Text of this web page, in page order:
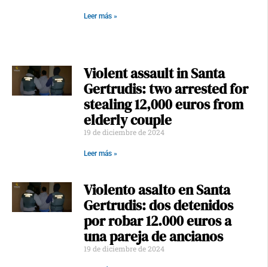
Leer más »
Violent assault in Santa
Gertrudis: two arrested for
stealing 12,000 euros from
elderly couple
19 de diciembre de 2024
Leer más »
Violento asalto en Santa
Gertrudis: dos detenidos
por robar 12.000 euros a
una pareja de ancianos
19 de diciembre de 2024